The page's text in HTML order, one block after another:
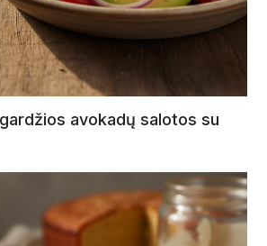
avokadų salotos su